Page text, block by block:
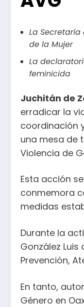
La
de la Mujer
La
feminicida
Juchitán de
erradicar la
coordinación
una mesa de
Violencia de
Esta acción
conmemora
medidas
Durante la
González
Prevención,
En tanto,
Género en